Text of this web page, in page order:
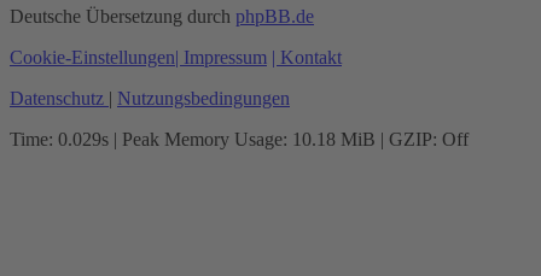
Deutsche Übersetzung durch phpBB.de
Cookie-Einstellungen| Impressum | Kontakt
Datenschutz | Nutzungsbedingungen
Time: 0.029s | Peak Memory Usage: 10.18 MiB | GZIP: Off